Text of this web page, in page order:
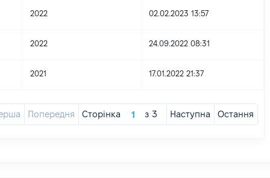
2022 02.02.2023 13:57
2022 24.09.2022 08:31
2021 17.01.2022 21:37
Попередня Сторінка з 3 Наступна Остання